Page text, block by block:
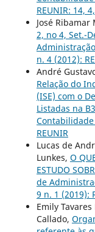
REUNIR: 14,
José
2, no 4, Set.-
n. 4 (2012):
André
Relação do
(ISE) com o
Listadas na B3
REUNIR
Lucas de
Lunkes, O
ESTUDO
de
9 n. 1 (2019):
Emily
Callado,